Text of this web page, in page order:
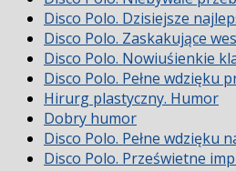
Disco Polo. Dzisiejsze
Disco Polo. Zaskakujące
Disco Polo. Nowiuśienkie
Disco Polo. Pełne wdzięku
Hirurg plastyczny. Humor
Dobry humor
Disco Polo. Pełne wdzięku
Disco Polo. Prześwietne